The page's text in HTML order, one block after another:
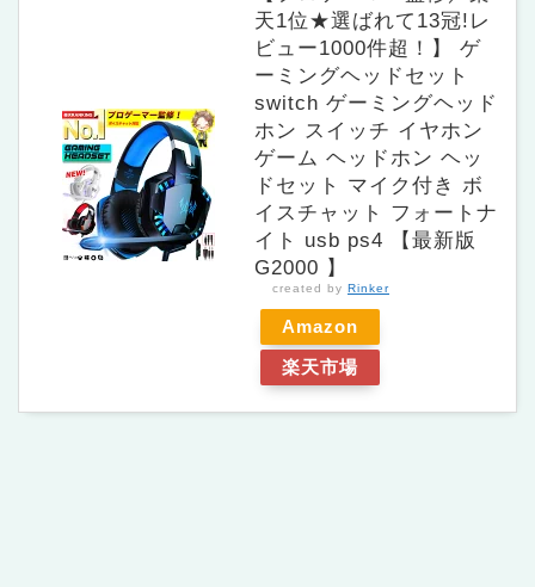
天1位★選ばれて13冠!レ
ビュー1000件超！】 ゲ
ーミングヘッドセット
switch ゲーミングヘッド
ホン スイッチ イヤホン
ゲーム ヘッドホン ヘッ
ドセット マイク付き ボ
イスチャット フォートナ
イト usb ps4 【最新版
G2000 】
created by Rinker
Amazon
楽天市場